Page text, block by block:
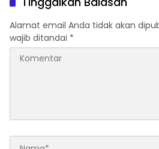
Alamat email Anda tidak akan
wajib ditandai *